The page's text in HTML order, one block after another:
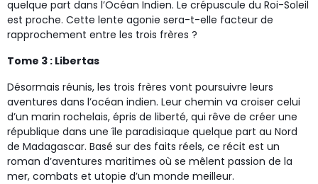
quelque part dans l’Océan Indien. Le crépuscule du Roi-Soleil
est proche. Cette lente agonie sera-t-elle facteur de
rapprochement entre les trois frères ?
Tome 3 : Libertas
Désormais réunis, les trois frères vont poursuivre leurs
aventures dans l’océan indien. Leur chemin va croiser celui
d’un marin rochelais, épris de liberté, qui rêve de créer une
république dans une île paradisiaque quelque part au Nord
de Madagascar. Basé sur des faits réels, ce récit est un
roman d’aventures maritimes où se mêlent passion de la
mer, combats et utopie d’un monde meilleur.